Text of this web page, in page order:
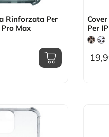
Rinforzata Per
Max
Per